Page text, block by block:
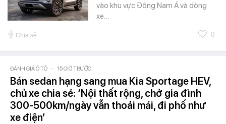
vào khu vực Đông Nam Á và dòng
xe…
Chia sẻ 0
ĐÁNH GIÁ Ô TÔ - 15 GIỜ TRƯỚC
Bán sedan hạng sang mua Kia Sportage HEV,
chủ xe chia sẻ: ‘Nội thất rộng, chở gia đình
300-500km/ngày vẫn thoải mái, đi phố như
xe điện’